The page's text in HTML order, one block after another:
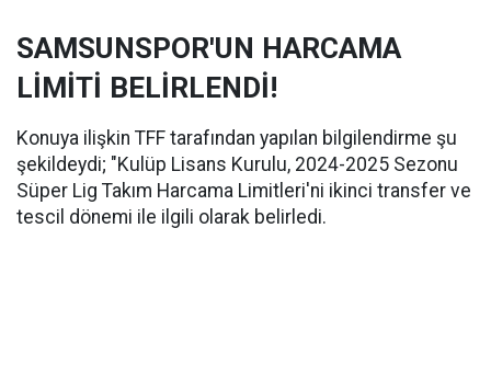
SAMSUNSPOR'UN HARCAMA
LİMİTİ BELİRLENDİ!
Konuya ilişkin TFF tarafından yapılan bilgilendirme şu
şekildeydi; "Kulüp Lisans Kurulu, 2024-2025 Sezonu
Süper Lig Takım Harcama Limitleri'ni ikinci transfer ve
tescil dönemi ile ilgili olarak belirledi.